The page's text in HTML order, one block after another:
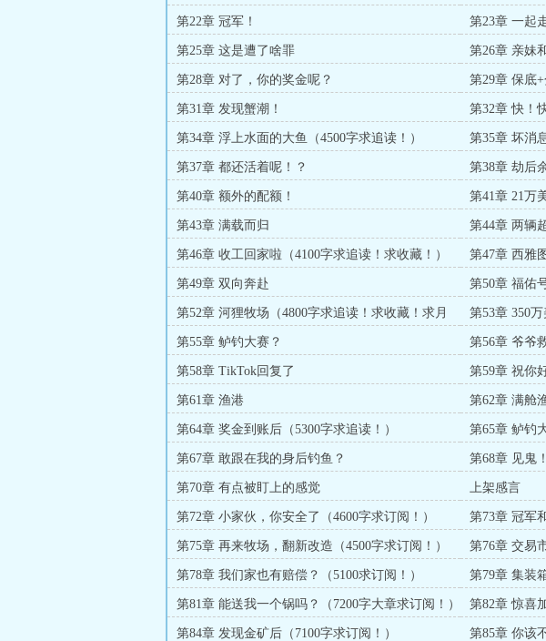
第22章 冠军！ 第23章 一起
第25章 这是遭了啥罪 第26章 亲妹
第28章 对了，你的奖金呢？ 第29章 保底
第31章 发现蟹潮！ 第32章 快！
第34章 浮上水面的大鱼（4500字求追读！） 第35章 坏消
第37章 都还活着呢！？ 第38章 劫后
第40章 额外的配额！ 第41章 21万
第43章 满载而归 第44章 两辆
第46章 收工回家啦（4100字求追读！求收藏！） 第47章 西雅
第49章 双向奔赴 第50章 福佑
第52章 河狸牧场（4800字求追读！求收藏！求月
票！）
第53章 350
第55章 鲈钓大赛？ 第56章 爷
第58章 TikTok回复了 第59章 祝你
第61章 渔港 第62章 满舱
第64章 奖金到账后（5300字求追读！） 第65章 鲈钓
第67章 敢跟在我的身后钓鱼？ 第68章 见鬼
第70章 有点被盯上的感觉 上架感言
第72章 小家伙，你安全了（4600字求订阅！） 第73章 冠军
第75章 再来牧场，翻新改造（4500字求订阅！） 第76章 交易
第78章 我们家也有赔偿？（5100求订阅！）
第79章 集装
阅！）
第81章 能送我一个锅吗？（7200字大章求订阅！） 第82章 惊喜
第84章 发现金矿后（7100字求订阅！）
第85章 你